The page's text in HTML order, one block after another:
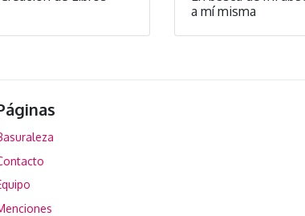
a mí misma